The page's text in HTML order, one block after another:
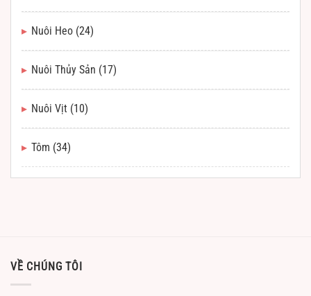
Nuôi Heo (24)
Nuôi Thủy Sản (17)
Nuôi Vịt (10)
Tôm (34)
VỀ CHÚNG TÔI